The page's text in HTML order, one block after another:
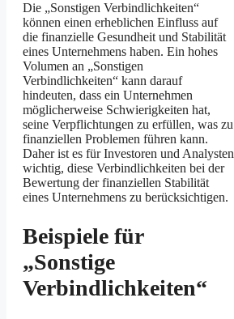
Die „Sonstigen Verbindlichkeiten“
können einen erheblichen Einfluss auf
die finanzielle Gesundheit und Stabilität
eines Unternehmens haben. Ein hohes
Volumen an „Sonstigen
Verbindlichkeiten“ kann darauf
hindeuten, dass ein Unternehmen
möglicherweise Schwierigkeiten hat,
seine Verpflichtungen zu erfüllen, was zu
finanziellen Problemen führen kann.
Daher ist es für Investoren und Analysten
wichtig, diese Verbindlichkeiten bei der
Bewertung der finanziellen Stabilität
eines Unternehmens zu berücksichtigen.
Beispiele für
„Sonstige
Verbindlichkeiten“